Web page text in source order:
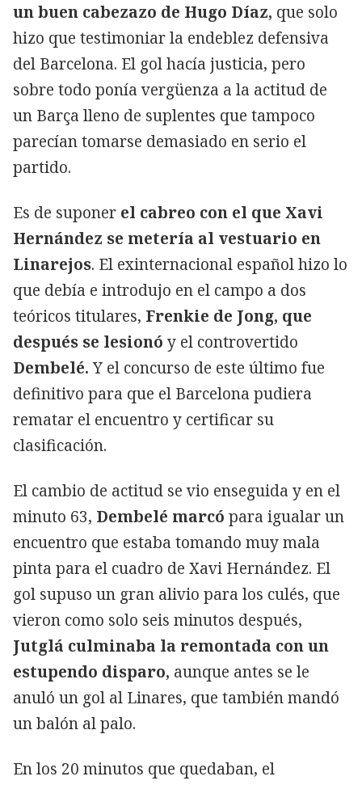
un buen cabezazo de Hugo Díaz, que solo
hizo que testimoniar la endeblez defensiva
del Barcelona. El gol hacía justicia, pero
sobre todo ponía vergüenza a la actitud de
un Barça lleno de suplentes que tampoco
parecían tomarse demasiado en serio el
partido.
Es de suponer el cabreo con el que Xavi
Hernández se metería al vestuario en
Linarejos. El exinternacional español hizo lo
que debía e introdujo en el campo a dos
teóricos titulares, Frenkie de Jong, que
después se lesionó y el controvertido
Dembelé.Y el concurso de este último fue
definitivo para que el Barcelona pudiera
rematar el encuentro y certificar su
clasificación.
El cambio de actitud se vio enseguida y en el
minuto 63, Dembelé marcó para igualar un
encuentro que estaba tomando muy mala
pinta para el cuadro de Xavi Hernández. El
gol supuso un gran alivio para los culés, que
vieron como solo seis minutos después,
Jutglá culminaba la remontada con un
estupendo disparo, aunque antes se le
anuló un gol al Linares, que también mandó
un balón al palo.
En los 20 minutos que quedaban, el